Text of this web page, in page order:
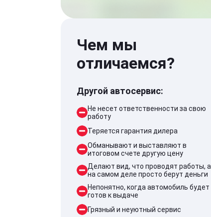
Чем мы
отличаемся?
Другой автосервис:
Не несет ответственности за свою
работу
Теряется гарантия дилера
Обманывают и выставляют в
итоговом счете другую цену
Делают вид, что проводят работы, а
на самом деле просто берут деньги
Непонятно, когда автомобиль будет
готов к выдаче
Грязный и неуютный сервис